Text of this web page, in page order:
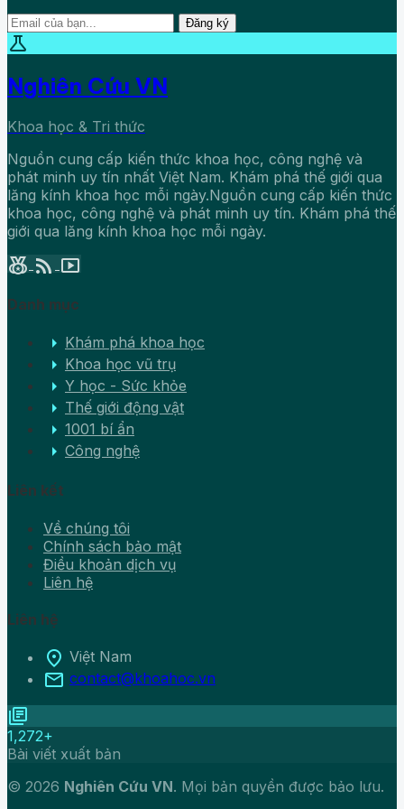
Đăng ký
science
Nghiên Cứu VN
Khoa học & Tri thức
Nguồn cung cấp kiến thức khoa học, công nghệ và
phát minh uy tín nhất Việt Nam. Khám phá thế giới qua
lăng kính khoa học mỗi ngày.Nguồn cung cấp kiến thức
khoa học, công nghệ và phát minh uy tín. Khám phá thế
giới qua lăng kính khoa học mỗi ngày.
social_leaderboard rss_feed smart_display
Danh mục
arrow_right Khám phá khoa học
arrow_right Khoa học vũ trụ
arrow_right Y học - Sức khỏe
arrow_right Thế giới động vật
arrow_right 1001 bí ẩn
arrow_right Công nghệ
Liên kết
Về chúng tôi
Chính sách bảo mật
Điều khoản dịch vụ
Liên hệ
Liên hệ
location_on Việt Nam
mail contact@khoahoc.vn
library_books
1,272+
Bài viết xuất bản
© 2026 Nghiên Cứu VN. Mọi bản quyền được bảo lưu.